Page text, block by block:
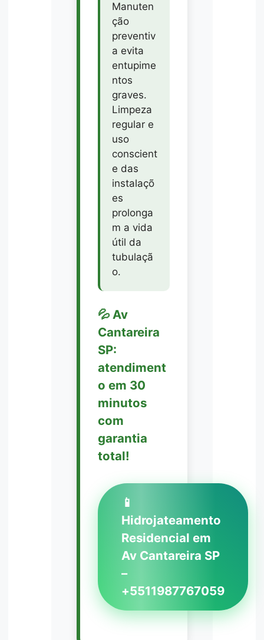
Manuten
ção
preventiv
a evita
entupime
ntos
graves.
Limpeza
regular e
uso
conscient
e das
instalaçõ
es
prolonga
m a vida
útil da
tubulaçã
o.
💦 Av
Cantareira
SP:
atendiment
o em 30
minutos
com
garantia
total!
📱
Hidrojateamento
Residencial em
Av Cantareira SP
–
+5511987767059